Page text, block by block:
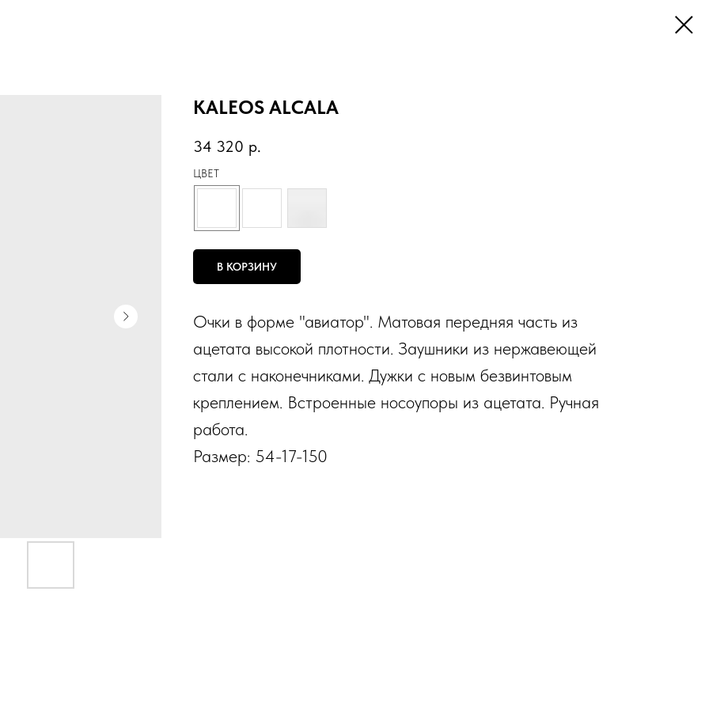
KALEOS ALCALA
34 320 р.
ЦВЕТ
В КОРЗИНУ
Очки в форме "авиатор". Матовая передняя часть из
ацетата высокой плотности. Заушники из нержавеющей
стали с наконечниками. Дужки с новым безвинтовым
креплением. Встроенные носоупоры из ацетата. Ручная
работа.
Размер: 54-17-150